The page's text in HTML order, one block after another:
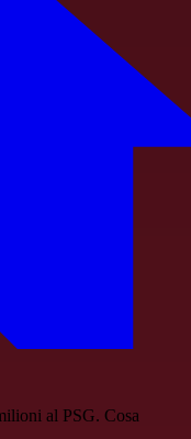
al PSG. Cosa